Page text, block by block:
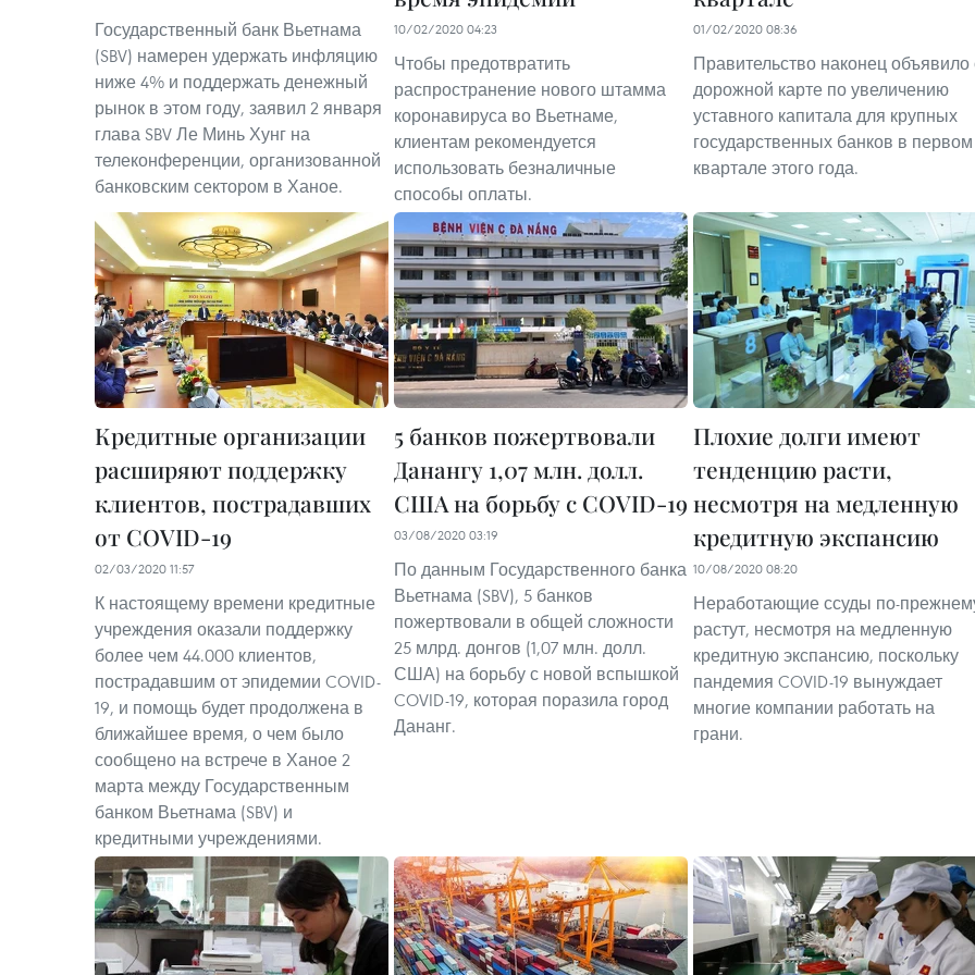
Государственный банк Вьетнама
(SBV) намерен удержать инфляцию
ниже 4% и поддержать денежный
рынок в этом году, заявил 2 января
глава SBV Ле Минь Хунг на
телеконференции, организованной
банковским сектором в Ханое.
10/02/2020 04:23
Чтобы предотвратить
распространение нового штамма
коронавируса во Вьетнаме,
клиентам рекомендуется
использовать безналичные
способы оплаты.
01/02/2020 08:36
Правительство наконец объявило
дорожной карте по увеличению
уставного капитала для крупных
государственных банков в первом
квартале этого года.
Кредитные организации
расширяют поддержку
клиентов, пострадавших
от COVID-19
02/03/2020 11:57
К настоящему времени кредитные
учреждения оказали поддержку
более чем 44.000 клиентов,
пострадавшим от эпидемии COVID-
19, и помощь будет продолжена в
ближайшее время, о чем было
сообщено на встрече в Ханое 2
марта между Государственным
банком Вьетнама (SBV) и
кредитными учреждениями.
5 банков пожертвовали
Данангу 1,07 млн. долл.
США на борьбу с COVID-19
03/08/2020 03:19
По данным Государственного банка
Вьетнама (SBV), 5 банков
пожертвовали в общей сложности
25 млрд. донгов (1,07 млн. долл.
США) на борьбу с новой вспышкой
COVID-19, которая поразила город
Дананг.
Плохие долги имеют
тенденцию расти,
несмотря на медленную
кредитную экспансию
10/08/2020 08:20
Неработающие ссуды по-
растут, несмотря на медленную
кредитную экспансию, поскольку
пандемия COVID-19 вынуждает
многие компании работать на
грани.